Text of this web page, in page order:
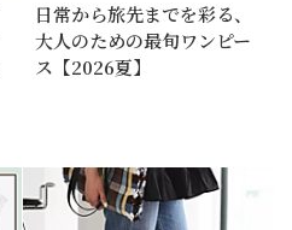
日常から旅先までを彩る、
大人のための最旬ワンピー
ス【2026夏】